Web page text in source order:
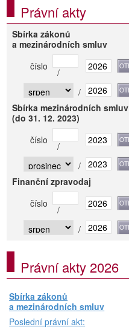
Právní akty
Sbírka zákonů
a mezinárodních smluv
číslo
/
/
Sbírka mezinárodních smluv
(do 31. 12. 2023)
číslo
/
/
Finanční zpravodaj
číslo
/
/
Právní akty 2026
Sbírka zákonů
a mezinárodních smluv
Poslední právní akt: